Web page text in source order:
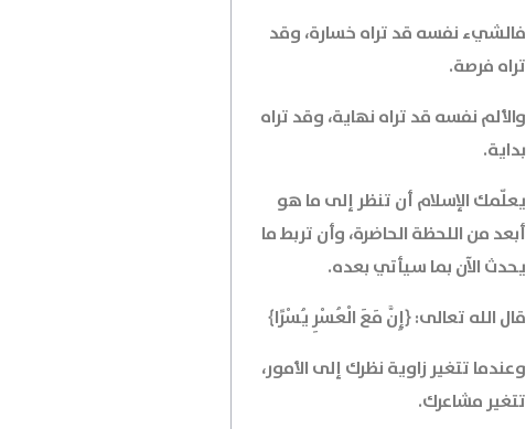
فالشيء نفسه قد تراه خسارة، وقد
تراه فرصة.
والألم نفسه قد تراه نهاية، وقد تراه
بداية.
يعلّمك الإسلام أن تنظر إلى ما هو
أبعد من اللحظة الحاضرة، وأن تربط ما
يحدث الآن بما سيأتي بعده.
قال الله تعالى: ﴿إِنَّ مَعَ الْعُسْرِ يُسْرًا﴾
وعندما تتغير زاوية نظرك إلى الأمور،
تتغير مشاعرك.